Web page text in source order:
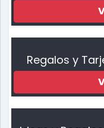
Regalos y